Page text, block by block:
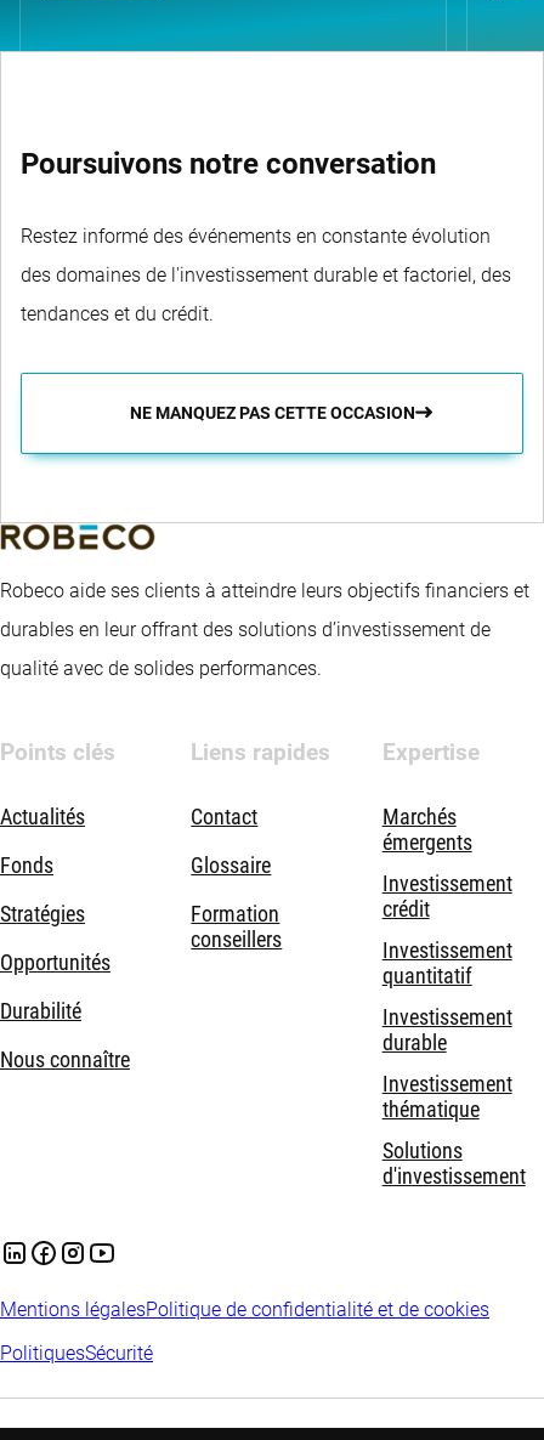
Poursuivons notre conversation
Restez informé des événements en constante évolution
des domaines de l'investissement durable et factoriel, des
tendances et du crédit.
NE MANQUEZ PAS CETTE OCCASION
Robeco aide ses clients à atteindre leurs objectifs financiers et
durables en leur offrant des solutions d’investissement de
qualité avec de solides performances.
Points clés
Actualités
Fonds
Stratégies
Opportunités
Durabilité
Nous connaître
Liens rapides
Contact
Glossaire
Formation
conseillers
Expertise
Marchés
émergents
Investissement
crédit
Investissement
quantitatif
Investissement
durable
Investissement
thématique
Solutions
d'investissement
Mentions légalesPolitique de confidentialité et de cookies
PolitiquesSécurité